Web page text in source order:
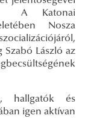
A Katonai
Nosza
László az
hallgatók és
igen aktívan